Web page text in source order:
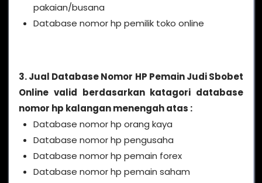
pakaian/busana
Database nomor hp pemilik toko online
3. Jual Database Nomor HP Pemain Judi Sbobet
Online valid berdasarkan katagori database
nomor hp kalangan menengah atas :
Database nomor hp orang kaya
Database nomor hp pengusaha
Database nomor hp pemain forex
Database nomor hp pemain saham